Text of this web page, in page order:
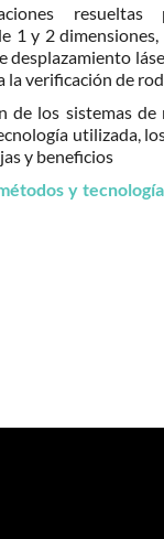
1 y 2
desplazamiento
la verificación de
de los sistemas
utilizada,
y beneficios
y